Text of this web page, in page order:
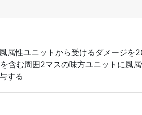
属性ユニットから受けるダメージを
含む周囲2マスの味方ユニットに風
する